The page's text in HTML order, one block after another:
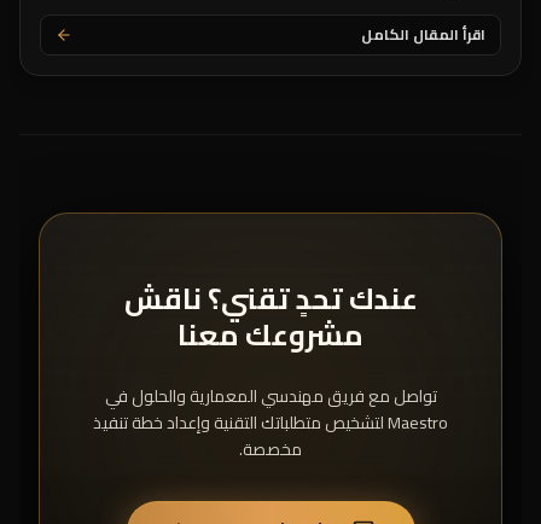
اقرأ المقال الكامل
عندك تحدٍ تقني؟ ناقش
مشروعك معنا
تواصل مع فريق مهندسي المعمارية والحلول في
Maestro لتشخيص متطلباتك التقنية وإعداد خطة تنفيذ
مخصصة.